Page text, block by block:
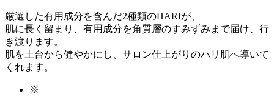
厳選した有用成分を含んだ2種類のHARIが、
肌に長く留まり、有用成分を角質層のすみずみまで届け、行
き渡ります。
肌を土台から健やかにし、サロン仕上がりのハリ肌へ導いて
くれます。
※